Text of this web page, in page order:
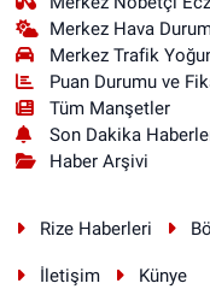
Merkez Hava
Merkez Trafik
Puan Durumu ve
Tüm Manşetler
Son Dakika
Haber Arşivi
Rize Haberleri
İletişim Künye